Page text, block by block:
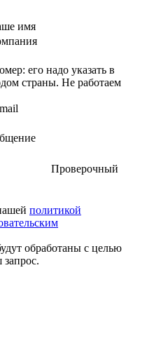
имя
его надо указать в
страны. Не работаем
Проверочный
политикой
обработаны с целью
запрос.